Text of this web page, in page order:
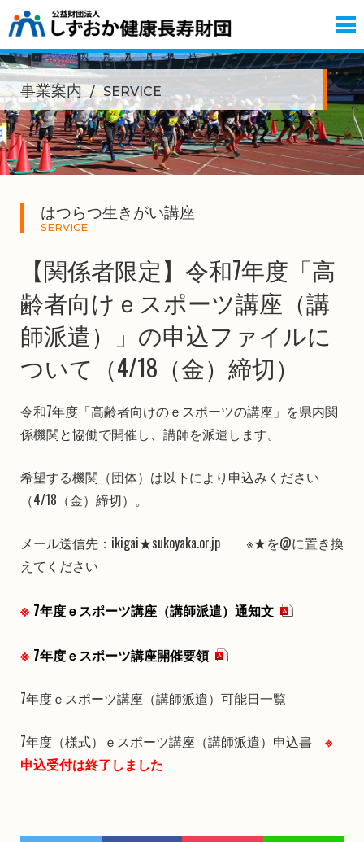
事業案内 SERVICE
はつらつ生きがい講座
SERVICE
【関係者限定】令和7年度「高
齢者向けｅスポーツ講座（講
師派遣）」の申込ファイルに
ついて（4/18（金）締切）
令和7年度「高齢者向けのｅスポーツの講座」を県内関
係機関と協働で開催し、講師を派遣します。
希望する機関（団体）は以下により申込みください
（4/18（金）締切）。
メール送信先：ikigai★sukoyaka.or.jp ※★を@に置き換
えてください
7年度ｅスポーツ講座（講師派遣）通知文
7年度ｅスポーツ講座開催要領
7年度ｅスポーツ講座（講師派遣）可能日一覧
7年度（様式）ｅスポーツ講座（講師派遣）申込書 ※
申込受付は終了しました